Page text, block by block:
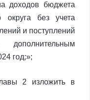
доходов бюджета
округа без учета
и поступлений
год;»;
2 изложить в